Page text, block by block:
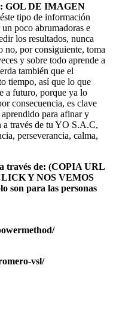
GOL DE IMAGEN
tipo de información
poco abrumadoras e
los resultados, nunca
no, por consiguiente, toma
y sobre todo aprende a
también que el
tiempo, así que lo que
a futuro, porque ya lo
consecuencia, es clave
para afinar y
través de tu YO S.A.C,
perseverancia, calma,
través de: (COPIA URL
Y NOS VEMOS
son para las personas
vsl/